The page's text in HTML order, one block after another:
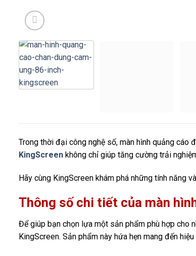
Trong thời đại công nghệ số, màn hình quảng cáo
KingScreen không chỉ giúp tăng cường trải
Hãy cùng KingScreen khám phá những tính năng
Thông số chi tiết của màn
Để giúp bạn chọn lựa một sản phẩm phù hợp cho
KingScreen. Sản phẩm này hứa hẹn mang đến